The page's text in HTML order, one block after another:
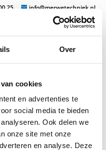
Over
cookies
en advertenties te
social media te bieden
Ook delen we
onze site met onze
en analyse. Deze
25 info@merwetechniek.nl
producten